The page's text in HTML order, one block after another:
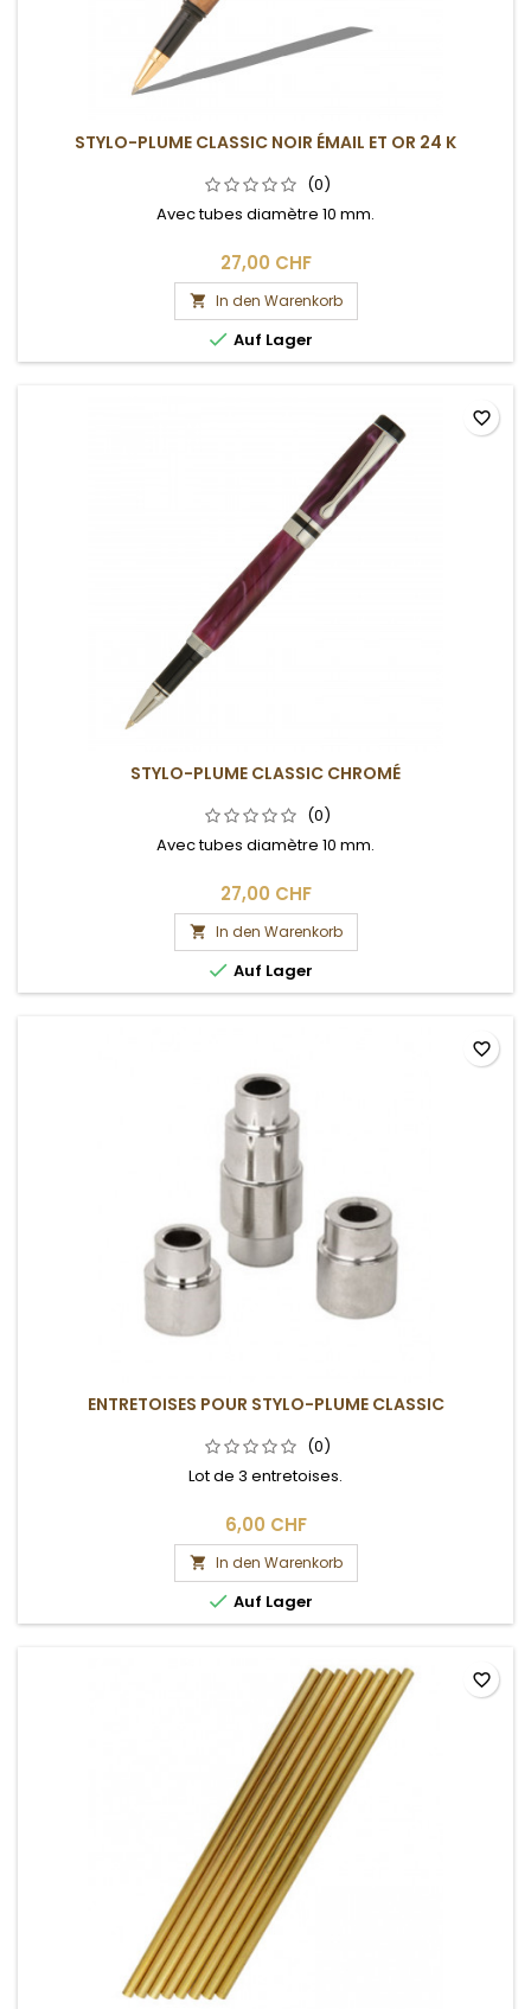
STYLO-PLUME CLASSIC NOIR ÉMAIL ET OR 24 K
(0)
Avec tubes diamètre 10 mm.
27,00 CHF
 In den Warenkorb
 Auf Lager
STYLO-PLUME CLASSIC CHROMÉ
(0)
Avec tubes diamètre 10 mm.
27,00 CHF
 In den Warenkorb
 Auf Lager
favorite_border
ENTRETOISES POUR STYLO-PLUME CLASSIC
(0)
Lot de 3 entretoises.
6,00 CHF
 In den Warenkorb
 Auf Lager
favorite_border
favorite_border